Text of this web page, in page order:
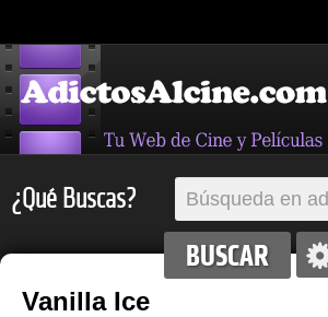
¿Qué Buscas?
Vanilla Ice